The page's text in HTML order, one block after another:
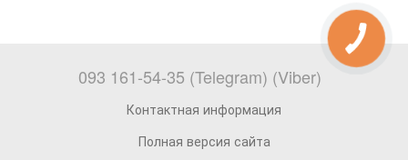
093 161-54-35 (Telegram) (Viber)
Контактная информация
Полная версия сайта